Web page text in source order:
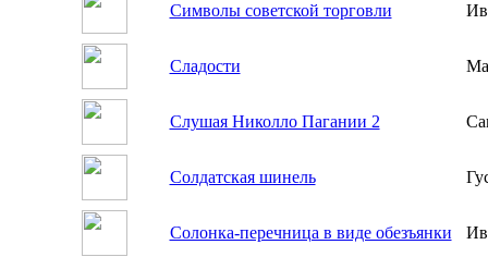
Символы советской торговли
Сладости
Слушая Николло Пагании 2
Солдатская шинель
Солонка-перечница в виде обезъянки